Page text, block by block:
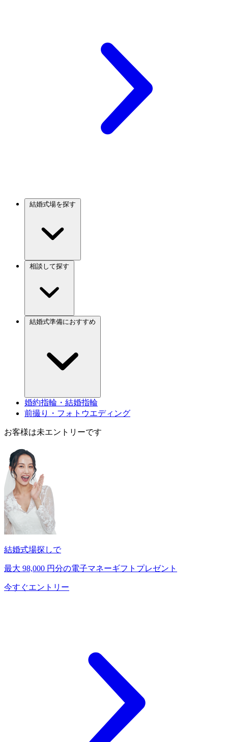
婚約指輪・結婚指輪
前撮り・フォトウエディング
お客様は未エントリーです
結婚式場探しで
最大 98,000 円分の電子マネーギフトプレゼント
今すぐエントリー